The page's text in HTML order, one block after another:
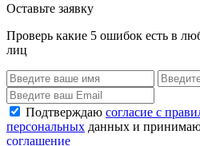
Оставьте заявку
Проверь какие 5 ошибок есть в
лиц
Подтверждаю согласие с
персональных данных и
соглашение